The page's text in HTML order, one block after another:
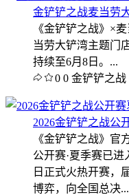
金铲铲之战麦当劳
《金铲铲之战》×
当劳大铲湾主题门
持续至6月8日。...
0 0 金铲铲之战
2026金铲铲之战公
《金铲铲之战》
公开赛·夏季赛已进
日正式火热开赛，
博弈，向全国总决...